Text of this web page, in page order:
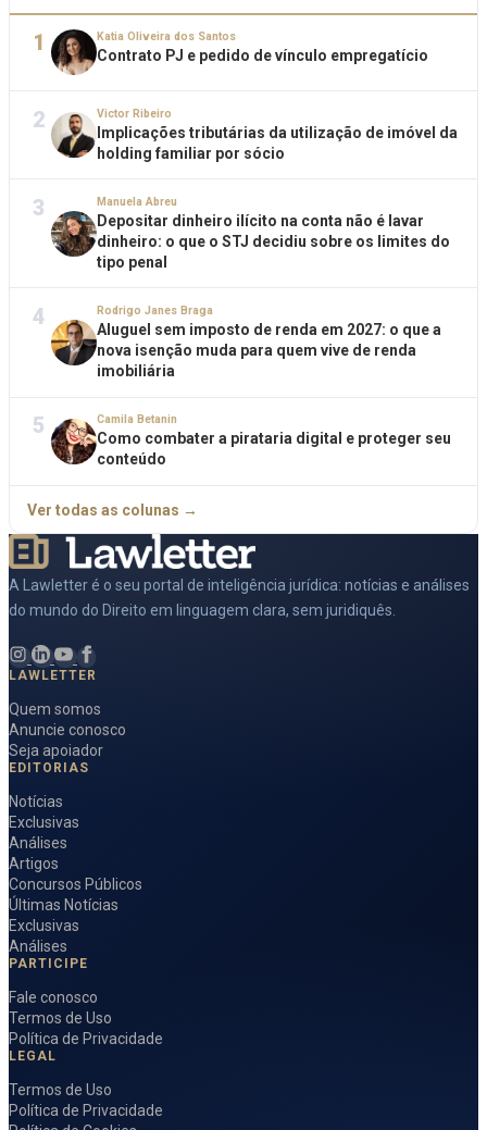
1 Katia Oliveira dos Santos
Contrato PJ e pedido de vínculo empregatício
2 Victor Ribeiro
Implicações tributárias da utilização de imóvel da
holding familiar por sócio
3 Manuela Abreu
Depositar dinheiro ilícito na conta não é lavar
dinheiro: o que o STJ decidiu sobre os limites do
tipo penal
4 Rodrigo Janes Braga
Aluguel sem imposto de renda em 2027: o que a
nova isenção muda para quem vive de renda
imobiliária
5 Camila Betanin
Como combater a pirataria digital e proteger seu
conteúdo
Ver todas as colunas →
A Lawletter é o seu portal de inteligência jurídica: notícias e análises
do mundo do Direito em linguagem clara, sem juridiquês.
LAWLETTER
Quem somos
Anuncie conosco
Seja apoiador
EDITORIAS
Notícias
Exclusivas
Análises
Artigos
Concursos Públicos
Últimas Notícias
Exclusivas
Análises
PARTICIPE
Fale conosco
Termos de Uso
Política de Privacidade
LEGAL
Termos de Uso
Política de Privacidade